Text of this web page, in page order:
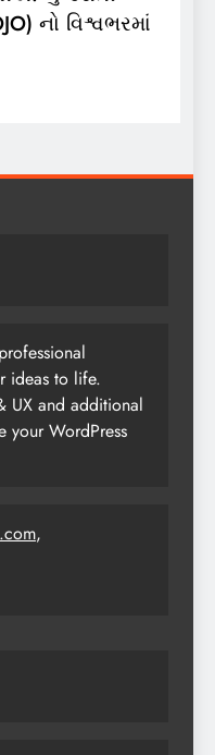
કંપોઝિટ સિલિન્ડરનું
ideas to life.
UX and additional
your WordPress
,